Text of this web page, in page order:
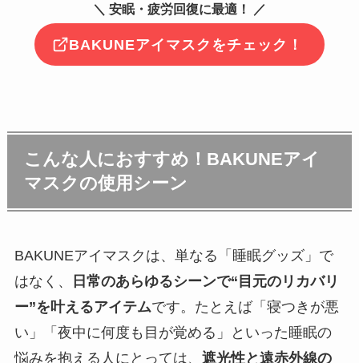
＼ 安眠・疲労回復に最適！ ／
BAKUNEアイマスクをチェック！
こんな人におすすめ！BAKUNEアイ
マスクの使用シーン
BAKUNEアイマスクは、単なる「睡眠グッズ」で
はなく、
日常のあらゆるシーンで“目元のリカバリ
ー”を叶えるアイテムです。たとえば「寝つきが悪
い」「夜中に何度も目が覚める」といった睡眠の
悩みを抱える人にとっては、 遮光性と遠赤外線の